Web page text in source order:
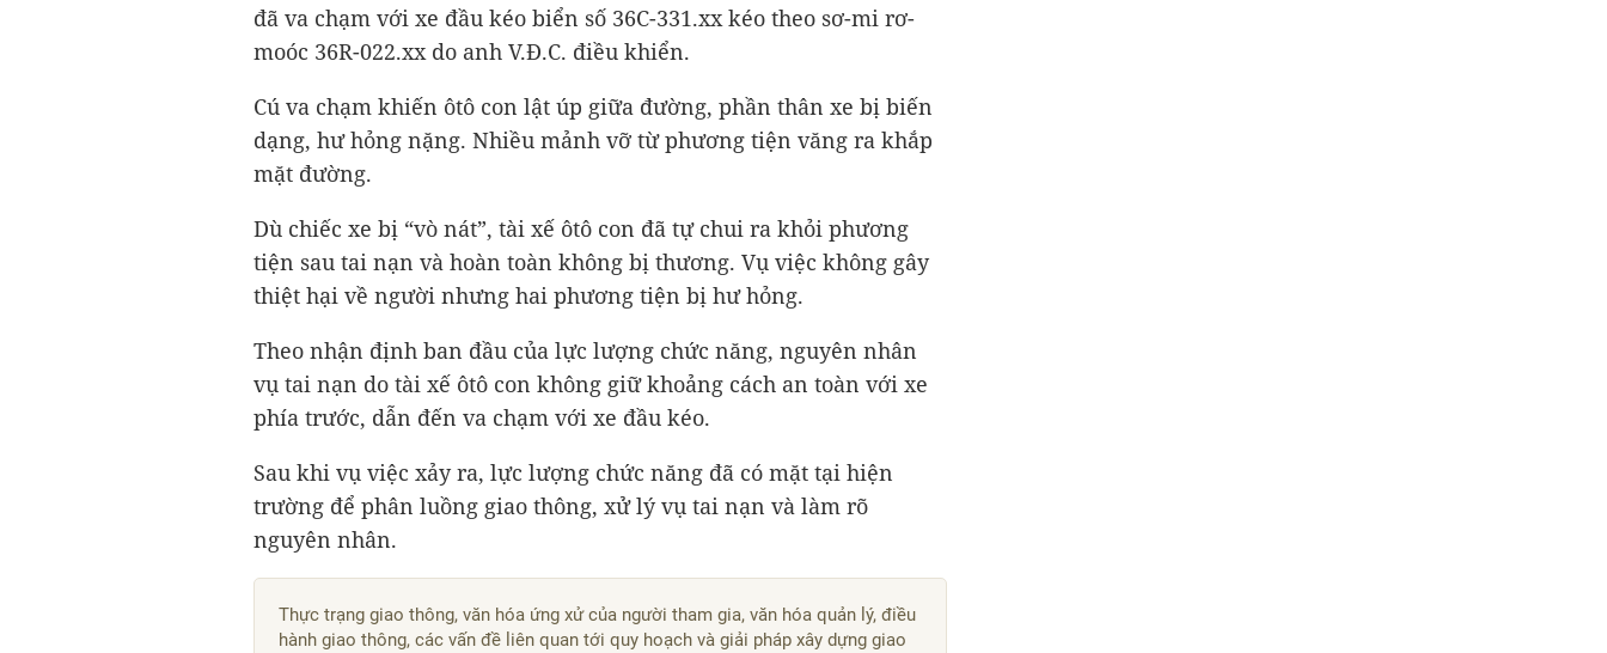
đã va chạm với xe đầu kéo biển số 36C-331.xx kéo theo sơ-mi rơ-
moóc 36R-022.xx do anh V.Đ.C. điều khiển.
Cú va chạm khiến ôtô con lật úp giữa đường, phần thân xe bị biến
dạng, hư hỏng nặng. Nhiều mảnh vỡ từ phương tiện văng ra khắp
mặt đường.
Dù chiếc xe bị “vò nát”, tài xế ôtô con đã tự chui ra khỏi phương
tiện sau tai nạn và hoàn toàn không bị thương. Vụ việc không gây
thiệt hại về người nhưng hai phương tiện bị hư hỏng.
Theo nhận định ban đầu của lực lượng chức năng, nguyên nhân
vụ tai nạn do tài xế ôtô con không giữ khoảng cách an toàn với xe
phía trước, dẫn đến va chạm với xe đầu kéo.
Sau khi vụ việc xảy ra, lực lượng chức năng đã có mặt tại hiện
trường để phân luồng giao thông, xử lý vụ tai nạn và làm rõ
nguyên nhân.
Thực trạng giao thông, văn hóa ứng xử của người tham gia, văn hóa quản lý, điều
hành giao thông, các vấn đề liên quan tới quy hoạch và giải pháp xây dựng giao